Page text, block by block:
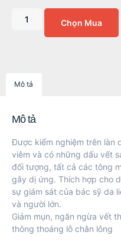
Chọn Mua
Mô tả
Mô tả
Được kiểm nghiệm trên làn
viêm và có những dấu vết
đối tượng, tất cả các tông
gây dị ứng. Thích hợp cho
sự giám sát của bác sỹ da
và người lớn.
Giảm mụn, ngăn ngừa vết
thông thoáng lỗ chân lông